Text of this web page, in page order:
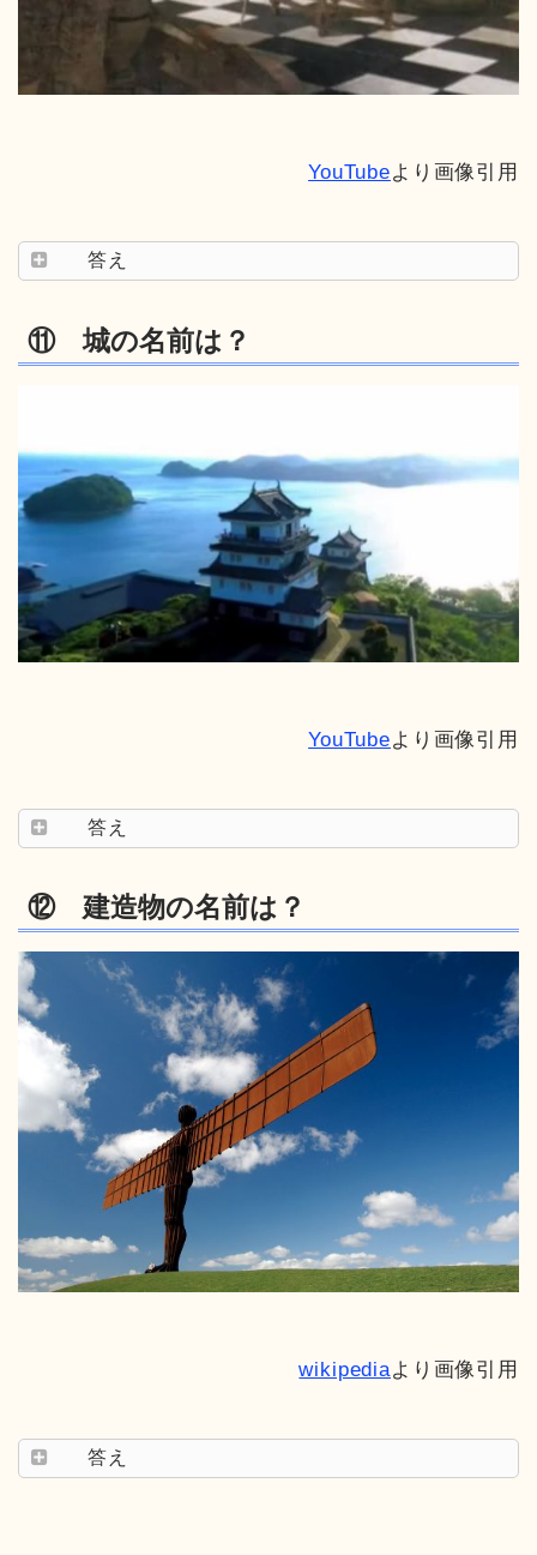
YouTubeより画像引用
答え
⑪ 城の名前は？
YouTubeより画像引用
答え
⑫ 建造物の名前は？
wikipediaより画像引用
答え